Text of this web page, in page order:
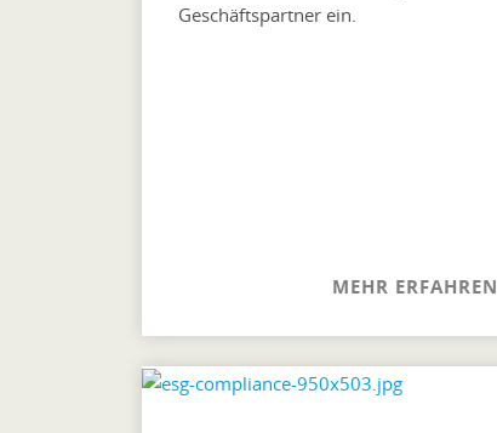
Geschäftspartner ein.
MEHR ERFAHREN